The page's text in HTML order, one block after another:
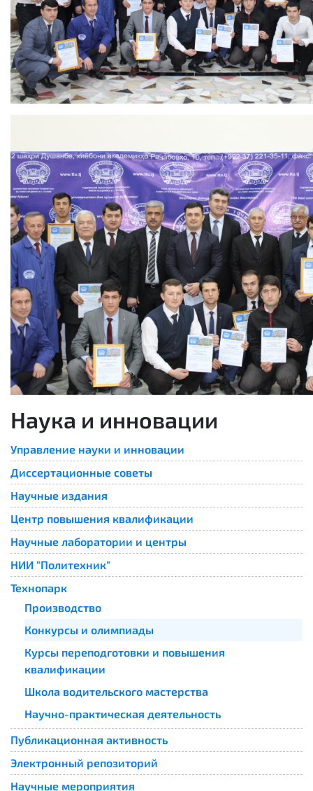
Наука и инновации
Управление науки и инновации
Диссертационные советы
Научные издания
Центр повышения квалификации
Научные лаборатории и центры
НИИ "Политехник"
Технопарк
Производство
Конкурсы и олимпиады
Курсы переподготовки и повышения
квалификации
Школа водительского мастерства
Научно-практическая деятельность
Публикационная активность
Электронный репозиторий
Научные мероприятия